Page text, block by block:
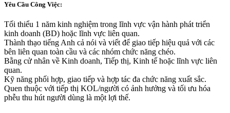
Yêu Cầu Công Việc:
Tối thiểu 1 năm kinh nghiệm trong lĩnh vực vận hành phát triển
kinh doanh (BD) hoặc lĩnh vực liên quan.
Thành thạo tiếng Anh cả nói và viết để giao tiếp hiệu quả với các
bên liên quan toàn cầu và các nhóm chức năng chéo.
Bằng cử nhân về Kinh doanh, Tiếp thị, Kinh tế hoặc lĩnh vực liên
quan.
Kỹ năng phối hợp, giao tiếp và hợp tác đa chức năng xuất sắc.
Quen thuộc với tiếp thị KOL/người có ảnh hưởng và tối ưu hóa
phễu thu hút người dùng là một lợi thế.